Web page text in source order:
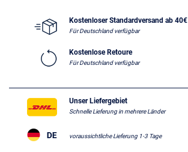
Kostenloser Standardversand ab 40€
Für Deutschland verfügbar
Kostenlose Retoure
Für Deutschland verfügbar
Unser Liefergebiet
Schnelle Lieferung in mehrere Länder
voraussichtliche Lieferung 1-3 Tage